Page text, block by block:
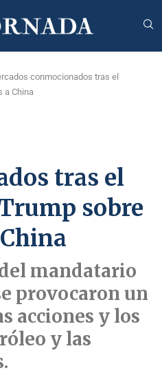
conmocionados tras el
a China
tras el
sobre
mandatario
provocaron un
acciones y los
y las